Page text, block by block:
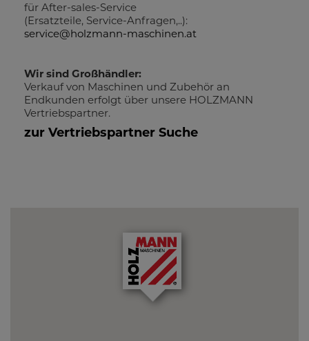
für After-sales-Service
(Ersatzteile, Service-Anfragen,..):
service@holzmann-maschinen.at
Wir sind Großhändler:
Verkauf von Maschinen und Zubehör an
Endkunden erfolgt über unsere HOLZMANN
Vertriebspartner.
zur Vertriebspartner Suche